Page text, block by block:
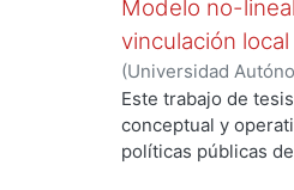
a lograr un
Modelo no-
vinculación
(Universidad
de Servicios de
Este trabajo de
conceptual y
políticas públicas